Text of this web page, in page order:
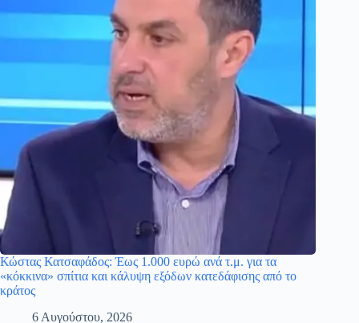
Κώστας Κατσαφάδος: Έως 1.000 ευρώ ανά τ.μ. για τα
«κόκκινα» σπίτια και κάλυψη εξόδων κατεδάφισης από το
κράτος
6 Αυγούστου, 2026